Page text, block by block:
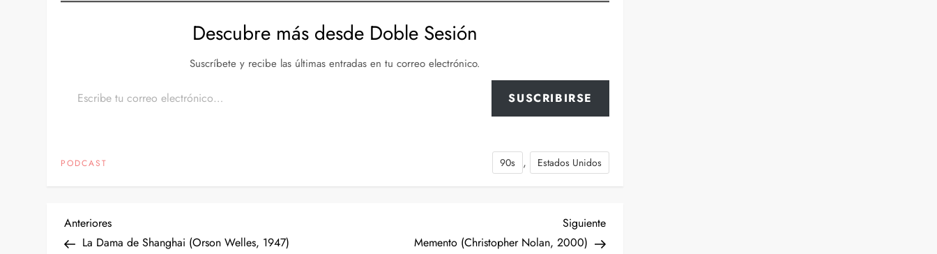
Descubre más desde Doble Sesión
Suscríbete y recibe las últimas entradas en tu correo electrónico.
SUSCRIBIRSE
PODCAST 90s , Estados Unidos
N
Entrada
anterior
Anteriores
La Dama de Shanghai (Orson Welles, 1947)
Siguiente
entrada
Siguiente
Memento (Christopher Nolan, 2000)